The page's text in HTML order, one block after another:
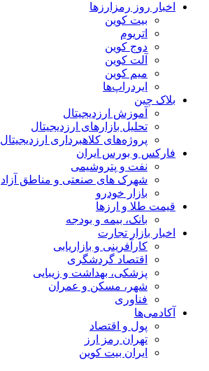
اخبار روز رمزارزها
بیت کوین
اتریوم
دوج کوین
آلت کوین
میم کوین‌
ایردراپ‌ها
بلاک چین
آموزش ارزدیجیتال
تحلیل بازارهای ارزدیجیتال
پروژه‌های کلاهبرداری ارزدیجیتال
فارکس و بورس ایران
نفت و پتروشیمی
شهرک های صنعتی و مناطق آزاد
بازار خودرو
قیمت طلا و ارزها
بانک، بیمه و بودجه
اخبار بازار تجارت
کارآفرینی و بازاریابی
اقتصاد گردشگری
پزشکی، بهداشت و زیبایی
شهر، مسکن و عمران
فناوری
آکادمی‌ها
پول و اقتصاد
تهران رمز ارز
ایران بیت کوین